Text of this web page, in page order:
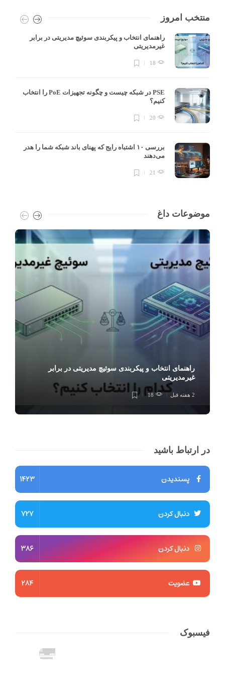
منتخب امروز
راهنمای انتخاب و پیکربندی سوئیچ مدیریتی در برابر
غیرمدیریتی
18
PSE در شبکه چیست و چگونه تجهیزات PoE را انتخاب
کنیم؟
20
بررسی ۱۰ اشتباه رایج که پهنای باند شبکه شما را هدر
می‌دهند
21
موضوعات داغ
راهنمای انتخاب و پیکربندی سوئیچ مدیریتی در برابر
غیرمدیریتی
2 هفته قبل 18
در ارتباط باشید
پسندیدن 1423
دنبال کردن 727
دنبال کردن 386
عضویت 284
فیسبوک